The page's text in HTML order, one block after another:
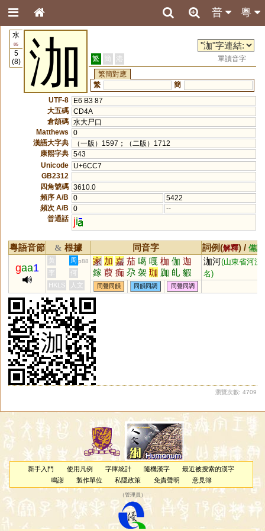
粵
普
水
85
5
(8)
泇 繁 簡 港
單讀音字
繁簡對應
繁
簡
UTF-8
E6 B3 87
大五碼 CD4A
倉頡碼 水大尸口
Matthews
0
漢語大字典
（一版）1597；（二版）1712
康熙字典 543
Unicode
U+6CC7
GB2312
四角號碼 3610.0
頻序 A/B
0
5422
頻次 A/B
0
--
普通話
ji
粵語音節 & 根據 同音字 詞例(解釋) / 備註
gaa1
黃 周 p88 家 加 嘉 茄 噶 嘎 枷 伽 迦
鎵 葭 痂 尕 袈 珈 跏 癿 貑
毠 釓 瘕 麚 猳 鴐 犌 椵 耞
笳 豭 傢
泇河(山東省河流
名)
李
何
HKLS
人文 同聲同韻 同韻同調 同聲同調
瀏覽次數: 4709
新手入門 使用凡例 字庫統計 隨機漢字
最近被搜索的漢字
鳴謝
製作單位 私隱政策 免責聲明 意見簿
（管理員 ）